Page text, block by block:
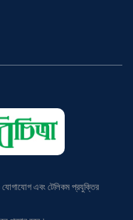
যোগাযোগ এবং টেলিকম প্রযুক্তির